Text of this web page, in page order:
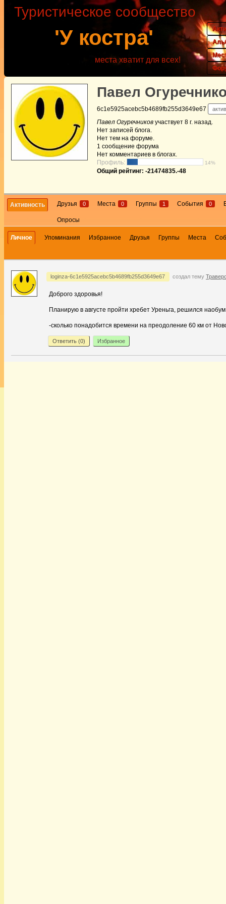
'У костра'
Туристическое сообщество
места хватит для всех!
Павел
6c1e5925acebc5b4689fb255d3649e67
Павел Огуречников участвует 8 г. назад.
Нет записей блога.
Нет тем на форуме.
1 сообщение форума
Нет комментариев в блогах.
Профиль:
14%
Общий рейтинг: -21474835.-48
Активность Друзья 0 Места 0 Группы 1 События 0
Опросы
Личное Упоминания Избранное Друзья Группы Места
loginza-6c1e5925acebc5b4689fb255d3649e67 создал тему
Доброго здоровья!
Планирую в августе пройти хребет Уреньга, решился
-сколько понадобится времени на преодоление 60 км от
Ответить (0) Избранное